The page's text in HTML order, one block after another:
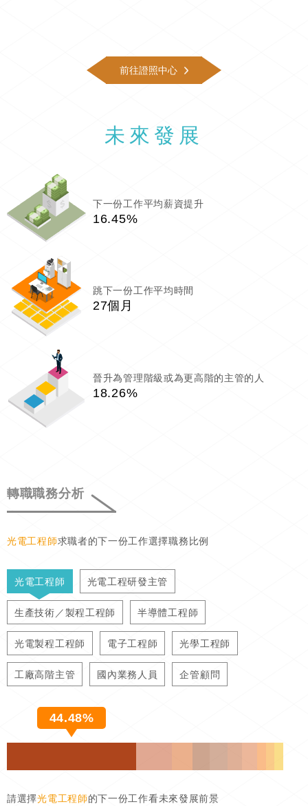
前往證照中心
未來發展
下一份工作平均薪資提升
16.45%
跳下一份工作平均時間
27個月
晉升為管理階級或為更高階的主管的人
18.26%
轉職職務分析
光電工程師求職者的下一份工作選擇職務比例
光電工程師 光電工程研發主管
生產技術／製程工程師 半導體工程師
光電製程工程師 電子工程師 光學工程師
工廠高階主管 國內業務人員 企管顧問
44.48%
請選擇光電工程師的下一份工作看未來發展前景